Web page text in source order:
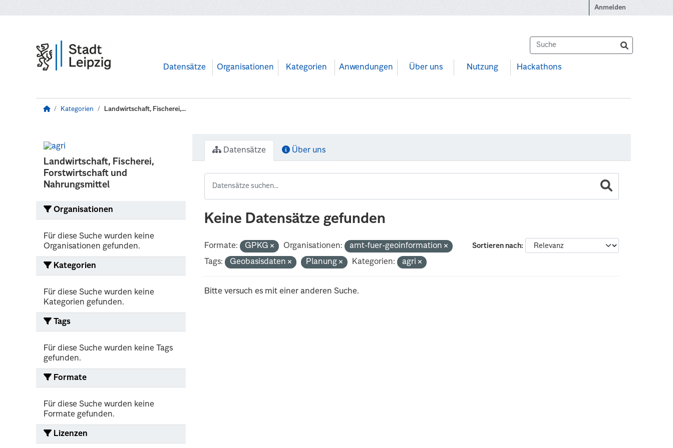
Anmelden
Datensätze Organisationen Kategorien Anwendungen Über uns Nutzung Hackathons
Kategorien Landwirtschaft, Fischerei,...
Landwirtschaft, Fischerei,
Forstwirtschaft und
Nahrungsmittel
Organisationen
Für diese Suche wurden keine
Organisationen gefunden.
Kategorien
Für diese Suche wurden keine
Kategorien gefunden.
Tags
Für diese Suche wurden keine Tags
gefunden.
Formate
Für diese Suche wurden keine
Formate gefunden.
Lizenzen
Datensätze Über uns
Keine Datensätze gefunden
Sortieren nach
Formate: GPKG Organisationen:
amt-fuer-geoinformation
Tags:
Geobasisdaten Planung Kategorien: agri
Bitte versuch es mit einer anderen Suche.